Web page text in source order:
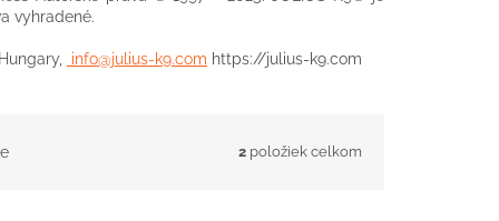
vyhradené.
info@julius-k9.com https://julius-k9.com
2 položiek celkom